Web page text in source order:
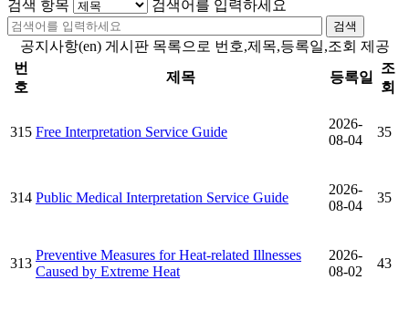
검색 항목
검색어를 입력하세요
검색
공지사항(en) 게시판 목록으로 번호,제목,등록일,조회 제공
번
호
제목 등록일
조
회
315 Free Interpretation Service Guide
2026-
08-04
35
314 Public Medical Interpretation Service Guide
2026-
08-04
35
313
Preventive Measures for Heat-related Illnesses
Caused by Extreme Heat
2026-
08-02
43